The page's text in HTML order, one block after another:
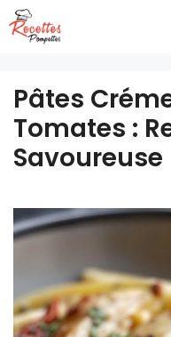
Aller
au
Pâtes
Tomates :
Savoureuse